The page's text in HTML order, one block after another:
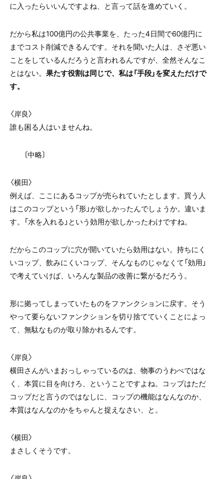
に入ったらいいんですよね、と言って話を進めていく。
だから私は100億円の公共事業を、たった4日間で60億円に
までコスト削減できるんです。それを聞いた人は、さぞ悪い
ことをしているんだろうと言われるんですが、全然そんなこ
とはない。 果たす役割は同じで、私は「手段」を変えただけで
す。
〈岸良〉
誰も困る人はいませんね。
〔中略〕
〈横田〉
例えば、ここにあるコップが売られていたとします。買う人
はこのコップという「形」が欲しかったんでしょうか。違いま
す。「水を入れる」という効用が欲しかったわけですね。
だからこのコップに穴が開いていたら効用はない。持ちにく
いコップ、飲みにくいコップ、そんなものじゃなくて「効用」
で考えていけば、いろんな製品の改善に繋がるだろう。
形に拠ってしまっていたものをファンクションに戻す。そう
やって要らないファンクションを切り捨てていくことによっ
て、無駄なものが取り除かれるんです。
〈岸良〉
横田さんがいまおっしゃっているのは、物事のうわべではな
く、本質に目を向けろ、ということですよね。コップはただ
コップだと言うのではなしに、コップの機能はなんなのか、
本質はなんなのかをちゃんと捉えなさい、と。
〈横田〉
まさしくそうです。